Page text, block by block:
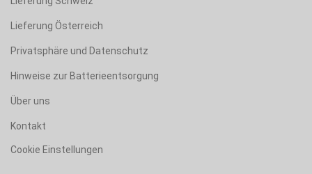
Lieferung Österreich
Privatsphäre und Datenschutz
Hinweise zur Batterieentsorgung
Über uns
Kontakt
Cookie Einstellungen